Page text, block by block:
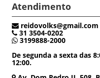
Atendimento
reidovolks@gmail.com
31 3504-0202
3199888-2000
De segunda a sexta das
12:00.